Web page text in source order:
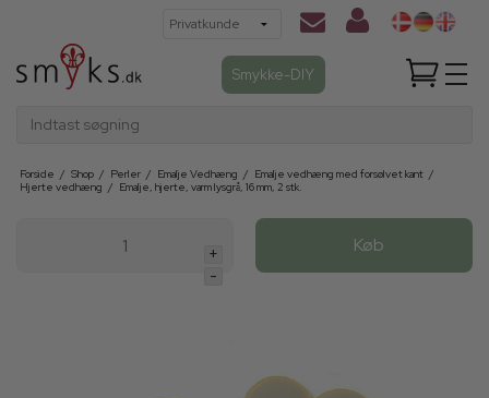
Smykke-DIY
Indtast søgning
Forside / Shop / Perler / Emalje Vedhæng / Emalje vedhæng med forsølvet kant /
Hjerte vedhæng / Emalje, hjerte, varm lysgrå, 16 mm, 2 stk.
+
-
Køb